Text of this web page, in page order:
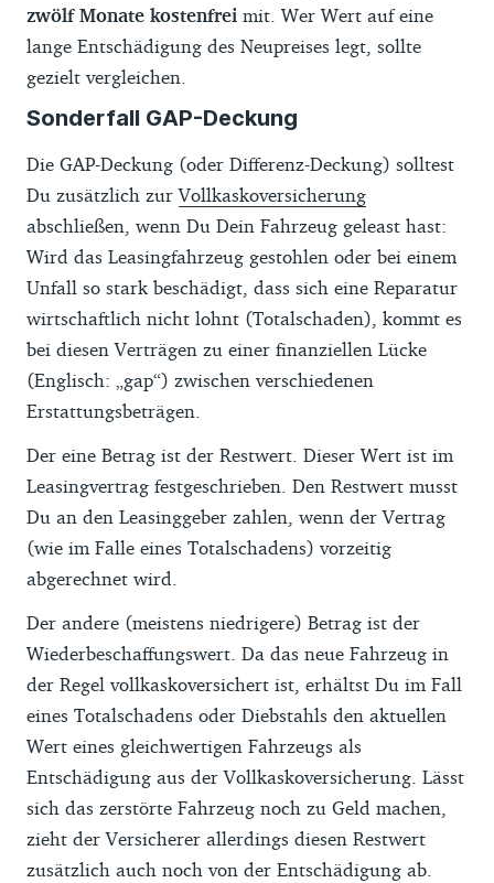
zwölf Monate kostenfrei mit. Wer Wert auf eine
lange Entschädigung des Neupreises legt, sollte
gezielt vergleichen.
Sonderfall GAP-Deckung
Die GAP-Deckung (oder Differenz-Deckung) solltest
Du zusätzlich zurVollkaskoversicherung
abschließen, wenn Du Dein Fahrzeug geleast hast:
Wird das Leasingfahrzeug gestohlen oder bei einem
Unfall so stark beschädigt, dass sich eine Reparatur
wirtschaftlich nicht lohnt (Totalschaden), kommt es
bei diesen Verträgen zu einer finanziellen Lücke
(Englisch: „gap“) zwischen verschiedenen
Erstattungsbeträgen.
Der eine Betrag ist der Restwert. Dieser Wert ist im
Leasingvertrag festgeschrieben. Den Restwert musst
Du an den Leasinggeber zahlen, wenn der Vertrag
(wie im Falle eines Totalschadens) vorzeitig
abgerechnet wird.
Der andere (meistens niedrigere) Betrag ist der
Wiederbeschaffungswert. Da das neue Fahrzeug in
der Regel vollkaskoversichert ist, erhältst Du im Fall
eines Totalschadens oder Diebstahls den aktuellen
Wert eines gleichwertigen Fahrzeugs als
Entschädigung aus der Vollkaskoversicherung. Lässt
sich das zerstörte Fahrzeug noch zu Geld machen,
zieht der Versicherer allerdings diesen Restwert
zusätzlich auch noch von der Entschädigung ab.